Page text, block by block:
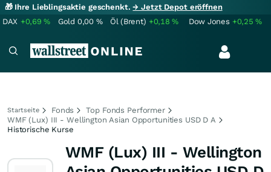
🎁 Ihre Lieblingsaktie geschenkt.→ Jetzt Depot eröffnen
DAX +0,69% Gold 0,00 % Öl (Brent) +0,18% Dow Jones +0,25%
Startseite Fonds
Top Fonds Performer
WMF (Lux) III - Wellington Asian Opportunities USD D A
Historische Kurse
WMF (Lux) III - Wellington